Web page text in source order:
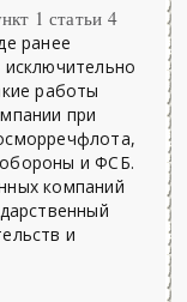
1 статьи 4
ранее
работы
при
и ФСБ.
компаний
и